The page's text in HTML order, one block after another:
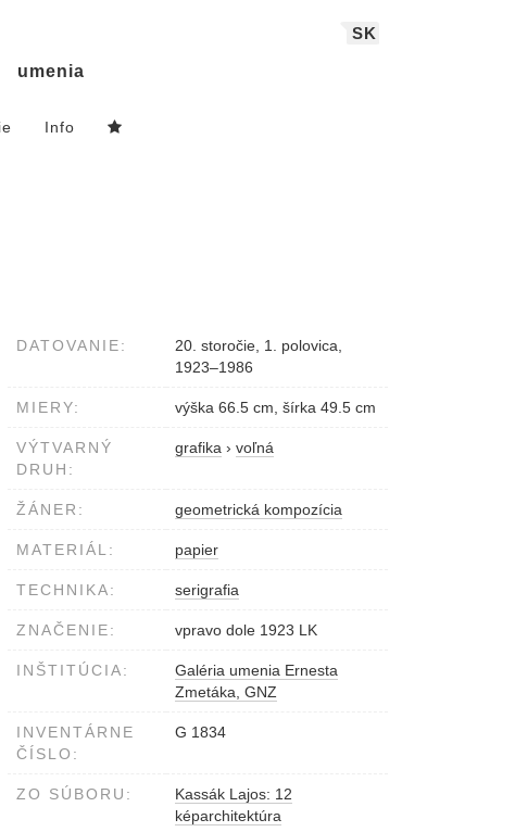
SK
umenia
Info
DATOVANIE:
20. storočie, 1. polovica,
1923–1986
MIERY: výška 66.5 cm, šírka 49.5 cm
VÝTVARNÝ
DRUH:
grafika › voľná
ŽÁNER: geometrická kompozícia
MATERIÁL: papier
TECHNIKA: serigrafia
ZNAČENIE: vpravo dole 1923 LK
INŠTITÚCIA:
Galéria umenia Ernesta
Zmetáka, GNZ
INVENTÁRNE
ČÍSLO:
G 1834
ZO SÚBORU:
Kassák Lajos: 12
képarchitektúra